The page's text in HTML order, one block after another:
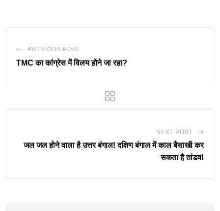
PREVIOUS POST
TMC का कांग्रेस में विलय होने जा रहा?
NEXT POST
जल जल होने वाला है उत्तर बंगाल! दक्षिण बंगाल में काल बैसाखी कर
सकता है तांडव!